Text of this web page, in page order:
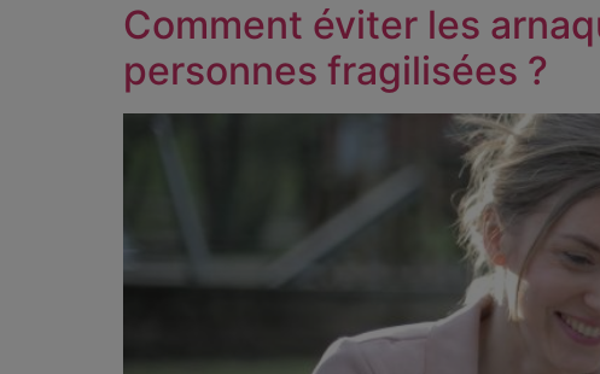
Comment éviter les
personnes fragilisées ?